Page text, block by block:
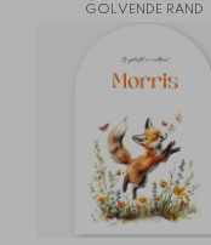
GOLVENDE RAND